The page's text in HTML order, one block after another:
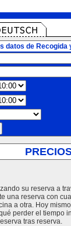
datos de Recogida
su reserva a
una reserva con
a otra. Hoy
perder el
tras reserva.